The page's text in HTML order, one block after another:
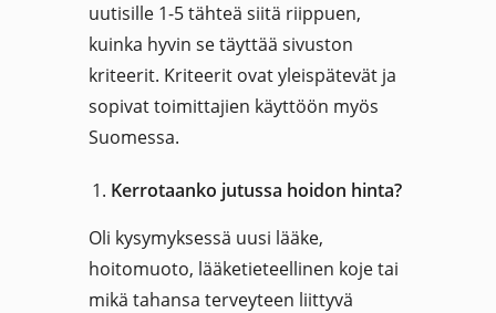
uutisille 1-5 tähteä siitä riippuen,
kuinka hyvin se täyttää sivuston
kriteerit. Kriteerit ovat yleispätevät ja
sopivat toimittajien käyttöön myös
Suomessa.
Kerrotaanko jutussa hoidon hinta?
Oli kysymyksessä uusi lääke,
hoitomuoto, lääketieteellinen koje tai
mikä tahansa terveyteen liittyvä